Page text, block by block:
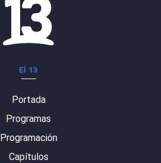
El 13
Portada
Programas
Programación
Capítulos